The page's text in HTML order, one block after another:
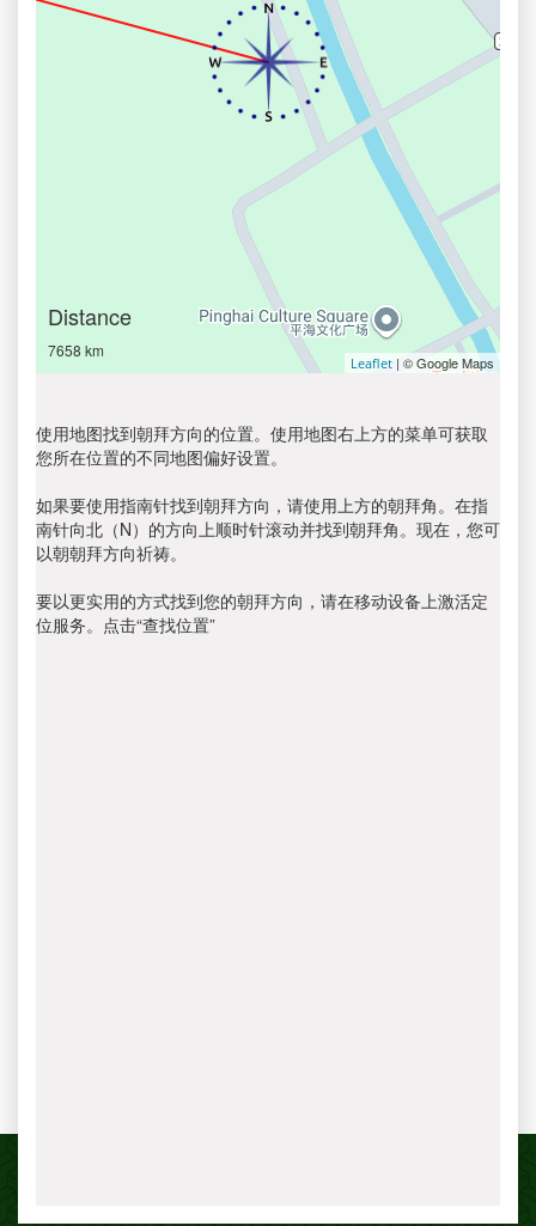
Distance
7658 km
Leaflet | © Google Maps
使用地图找到朝拜方向的位置。使用地图右上方的菜单可获取
您所在位置的不同地图偏好设置。
如果要使用指南针找到朝拜方向，请使用上方的朝拜角。在指
南针向北（N）的方向上顺时针滚动并找到朝拜角。现在，您可
以朝朝拜方向祈祷。
要以更实用的方式找到您的朝拜方向，请在移动设备上激活定
位服务。点击“查找位置”